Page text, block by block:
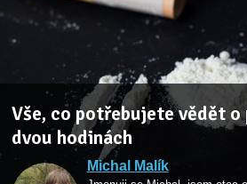
Vše, co potřebujete vědět o
dvou hodinách
Michal Malík